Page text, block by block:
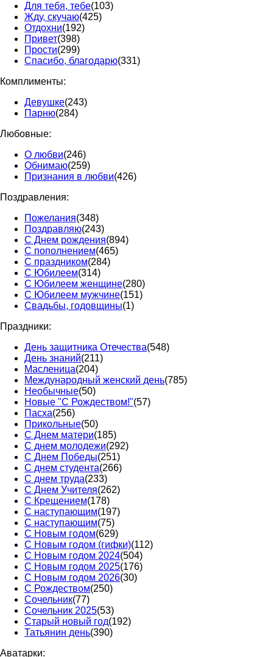
Для тебя, тебе(103)
Жду, скучаю(425)
Отдохни(192)
Привет(398)
Прости(299)
Спасибо, благодарю(331)
Комплименты:
Девушке(243)
Парню(284)
Любовные:
О любви(246)
Обнимаю(259)
Признания в любви(426)
Поздравления:
Пожелания(348)
Поздравляю(243)
С Днем рождения(894)
С пополнением(465)
С праздником(284)
С Юбилеем(314)
С Юбилеем женщине(280)
С Юбилеем мужчине(151)
Свадьбы, годовщины(1)
Праздники:
День защитника Отечества(548)
День знаний(211)
Масленица(204)
Международный женский день(785)
Необычные(50)
Новые "С Рождеством!"(57)
Пасха(256)
Прикольные(50)
С Днем матери(185)
С днем молодежи(292)
С Днем Победы(251)
С днем студента(266)
С днем труда(233)
С Днем Учителя(262)
С Крещением(178)
С наступающим(197)
С наступающим(75)
С Новым годом(629)
С Новым годом (гифки)(112)
С Новым годом 2024(504)
С Новым годом 2025(176)
С Новым годом 2026(30)
С Рождеством(250)
Сочельник(77)
Сочельник 2025(53)
Старый новый год(192)
Татьянин день(390)
Аватарки: